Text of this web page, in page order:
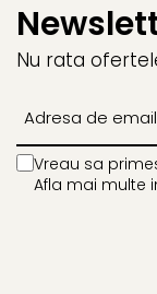
Nu rata
Vreau sa
Afla mai multe